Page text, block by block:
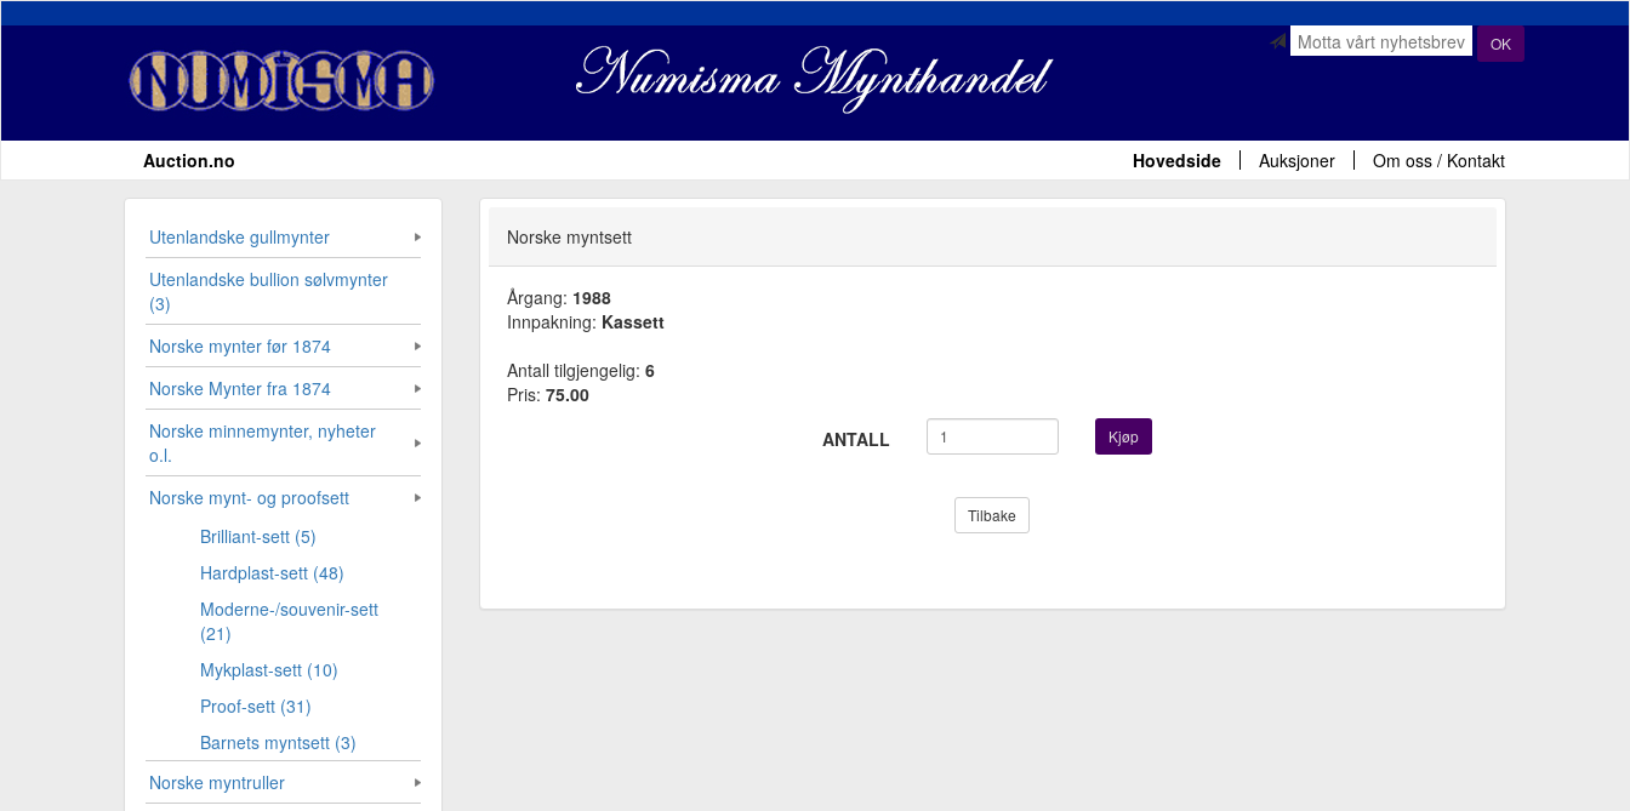
OK
Auction.no Hovedside Auksjoner Om oss / Kontakt
Utenlandske gullmynter
Utenlandske bullion sølvmynter
(3)
Norske mynter før 1874
Norske Mynter fra 1874
Norske minnemynter, nyheter
o.l.
Norske mynt- og proofsett
Brilliant-sett (5)
Hardplast-sett (48)
Moderne-/souvenir-sett
(21)
Mykplast-sett (10)
Proof-sett (31)
Barnets myntsett (3)
Norske myntruller
Norske myntsett
Årgang: 1988
Innpakning: Kassett
Antall tilgjengelig: 6
Pris: 75.00
ANTALL
Kjøp
Tilbake